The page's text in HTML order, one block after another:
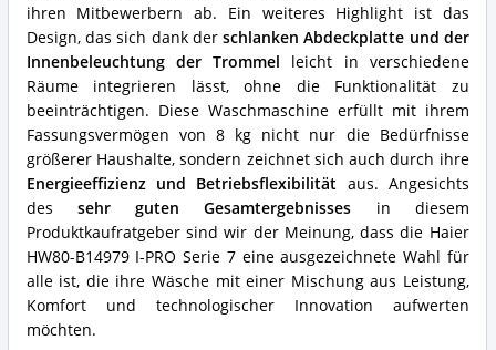
ihren Mitbewerbern ab. Ein weiteres Highlight ist das
Design, das sich dank derschlanken Abdeckplatte und der
Innenbeleuchtung der Trommel leicht in verschiedene
Räume integrieren lässt, ohne die Funktionalität zu
beeinträchtigen. Diese Waschmaschine erfüllt mit ihrem
Fassungsvermögen von 8 kg nicht nur die Bedürfnisse
größerer Haushalte, sondern zeichnet sich auch durch ihre
Energieeffizienz und Betriebsflexibilität aus. Angesichts
des sehr guten Gesamtergebnisses in diesem
Produktkaufratgeber sind wir der Meinung, dass die Haier
HW80-B14979 I-PRO Serie 7 eine ausgezeichnete Wahl für
alle ist, die ihre Wäsche mit einer Mischung aus Leistung,
Komfort und technologischer Innovation aufwerten
möchten.